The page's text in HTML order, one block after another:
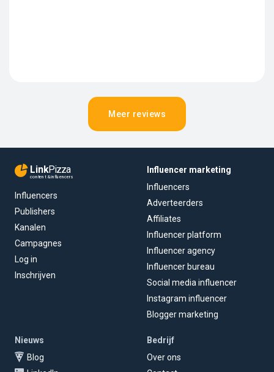
Meer reviews
LinkPizza
content & influencers
Influencers
Publishers
Kanalen
Campagnes
Log in
Inschrijven
Influencer marketing
Influencers
Adverteerders
Affiliates
Influencer platform
Influencer agency
Influencer bureau
Social media influencer
Instagram influencer
Blogger marketing
Nieuws
Blog
Bedrijf
Over ons